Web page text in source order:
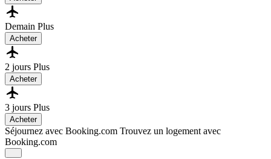
Demain Plus
Acheter
2 jours Plus
Acheter
3 jours Plus
Acheter
Séjournez avec Booking.com Trouvez un logement avec
Booking.com